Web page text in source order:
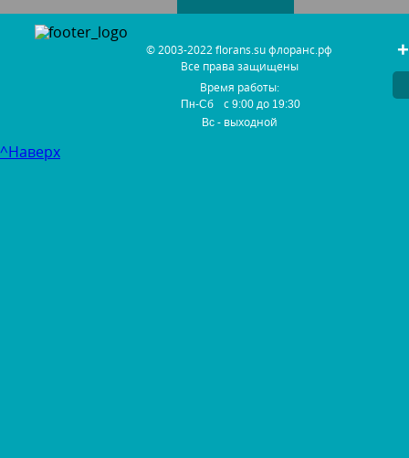
© 2003-2022 florans.su флоранс.рф
Все права защищены
Время работы:
Пн-Сб с9:00 до 19:30
Вс - выходной
^Наверх